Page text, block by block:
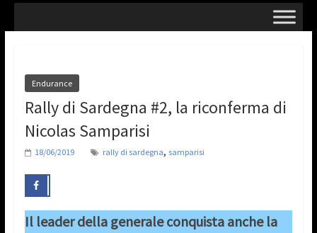
Endurance
Rally di Sardegna #2, la riconferma di
Nicolas Samparisi
18/06/2019 rally di sardegna, samparisi
Il leader della generale conquista anche la